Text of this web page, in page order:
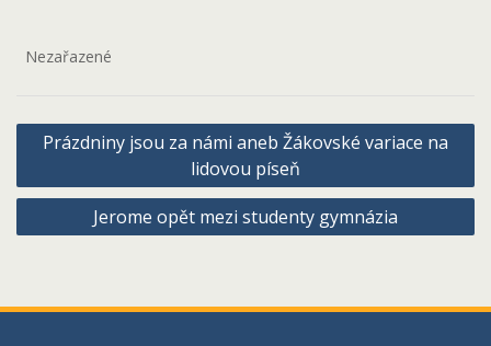
Nezařazené
Navigace
příspěvek
Prázdniny jsou za námi aneb Žákovské variace na
lidovou píseň
Jerome opět mezi studenty gymnázia